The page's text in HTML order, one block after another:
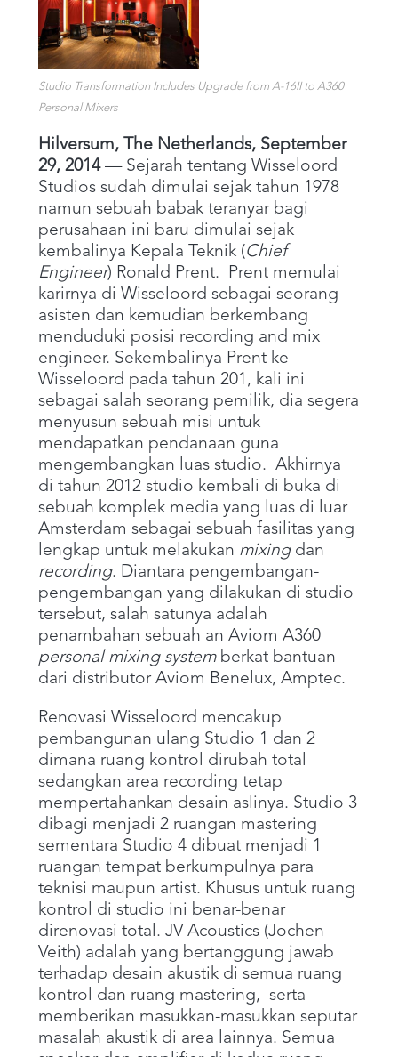
Studio Transformation Includes Upgrade from A-16II to A360
Personal Mixers
Hilversum, The Netherlands, September
29, 2014 — Sejarah tentang Wisseloord
Studios sudah dimulai sejak tahun 1978
namun sebuah babak teranyar bagi
perusahaan ini baru dimulai sejak
kembalinya Kepala Teknik (Chief
Engineer) Ronald Prent. Prent memulai
karirnya di Wisseloord sebagai seorang
asisten dan kemudian berkembang
menduduki posisi recording and mix
engineer. Sekembalinya Prent ke
Wisseloord pada tahun 201, kali ini
sebagai salah seorang pemilik, dia segera
menyusun sebuah misi untuk
mendapatkan pendanaan guna
mengembangkan luas studio. Akhirnya
di tahun 2012 studio kembali di buka di
sebuah komplek media yang luas di luar
Amsterdam sebagai sebuah fasilitas yang
lengkap untuk melakukan mixingdan
recording. Diantara pengembangan-
pengembangan yang dilakukan di studio
tersebut, salah satunya adalah
penambahan sebuah an Aviom A360
personal mixing system berkat bantuan
dari distributor Aviom Benelux, Amptec.
Renovasi Wisseloord mencakup
pembangunan ulang Studio 1 dan 2
dimana ruang kontrol dirubah total
sedangkan area recording tetap
mempertahankan desain aslinya. Studio 3
dibagi menjadi 2 ruangan mastering
sementara Studio 4 dibuat menjadi 1
ruangan tempat berkumpulnya para
teknisi maupun artist. Khusus untuk ruang
kontrol di studio ini benar-benar
direnovasi total. JV Acoustics (Jochen
Veith) adalah yang bertanggung jawab
terhadap desain akustik di semua ruang
kontrol dan ruang mastering, serta
memberikan masukkan-masukkan seputar
masalah akustik di area lainnya. Semua